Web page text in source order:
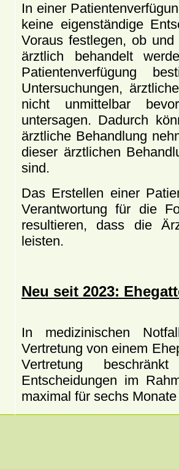
In einer
keine eigenständige
Voraus festlegen, ob
ärztlich behandelt
Patientenverfügung
Untersuchungen,
nicht unmittelbar
untersagen. Dadurch
ärztliche Behandlung
dieser ärztlichen
sind.
Das Erstellen einer
Verantwortung für die
resultieren, dass die
leisten.
Neu seit 2023:
In medizinischen
Vertretung von einem
Vertretung
Entscheidungen im
maximal für sechs